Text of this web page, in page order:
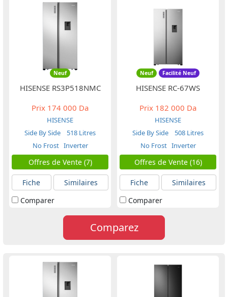
Neuf
HISENSE RS3P518NMC
Prix 174 000 Da
HISENSE
Side By Side
518 Litres
No Frost Inverter
Offres de Vente (7)
Fiche
Similaires
Comparer
Neuf Facilité Neuf
HISENSE RC-67WS
Prix 182 000 Da
HISENSE
Side By Side
508 Litres
No Frost Inverter
Offres de Vente (16)
Fiche
Similaires
Comparer
Comparez